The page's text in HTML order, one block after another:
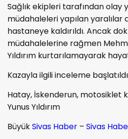
Sağlık ekipleri tarafından olay
müdahaleleri yapılan yaralılar
hastaneye kaldırıldı. Ancak
müdahalelerine rağmen
Yıldırım kurtarılamayarak
Kazayla ilgili inceleme
Hatay, İskenderun, motosiklet
Yunus Yıldırım
BüyükSivas Haber – Sivas